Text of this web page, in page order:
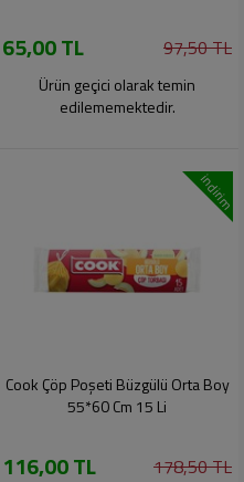
65,00 TL 97,50 TL
Ürün geçici olarak temin
edilememektedir.
indirim
Cook Çöp Poşeti Büzgülü Orta Boy
55*60 Cm 15 Li
116,00 TL 178,50 TL